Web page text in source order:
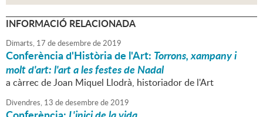
INFORMACIÓ RELACIONADA
Dimarts, 17 dedesembrede2019
Conferència d'Història de l'Art: Torrons, xampany i
molt d'art: l'art a les festes de Nadal
a càrrec de Joan Miquel Llodrà, historiador de l'Art
Divendres, 13 dedesembrede2019